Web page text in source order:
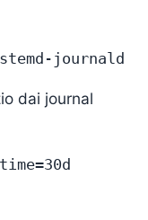
dai journal